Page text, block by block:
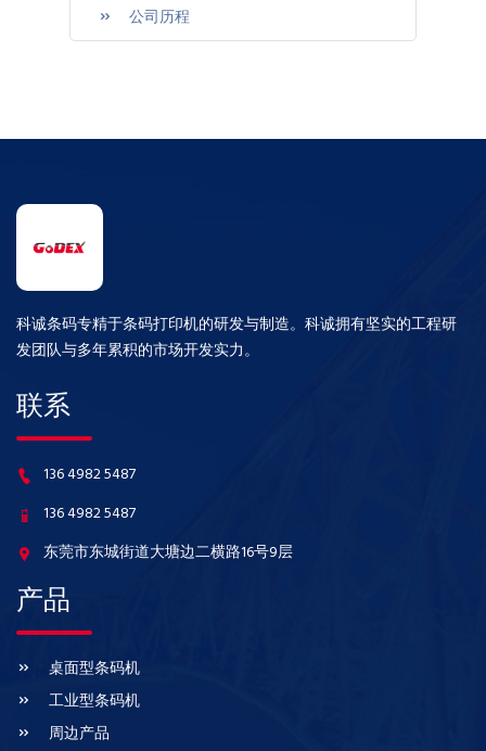
公司历程
科诚条码专精于条码打印机的研发与制造。科诚拥有坚实的工程研
发团队与多年累积的市场开发实力。
联系
136 4982 5487
136 4982 5487
东莞市东城街道大塘边二横路16号9层
产品
桌面型条码机
工业型条码机
周边产品